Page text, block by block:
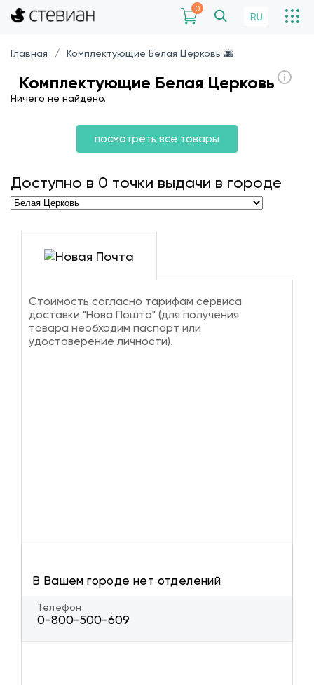
0
RU
Главная Комплектующие Белая Церковь 🌆
Комплектующие Белая Церковь
Ничего не найдено.
посмотреть все товары
Доступно в 0 точки выдачи в городе
Стоимость согласно тарифам сервиса
доставки "Нова Пошта" (для получения
товара необходим паспорт или
удостоверение личности).
В Вашем городе нет отделений
Телефон
0-800-500-609